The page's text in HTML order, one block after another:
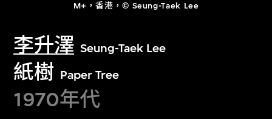
M+，香港，© Seung-Taek Lee
李升澤 Seung-Taek Lee
紙樹 Paper Tree
1970年代
文化藏品。